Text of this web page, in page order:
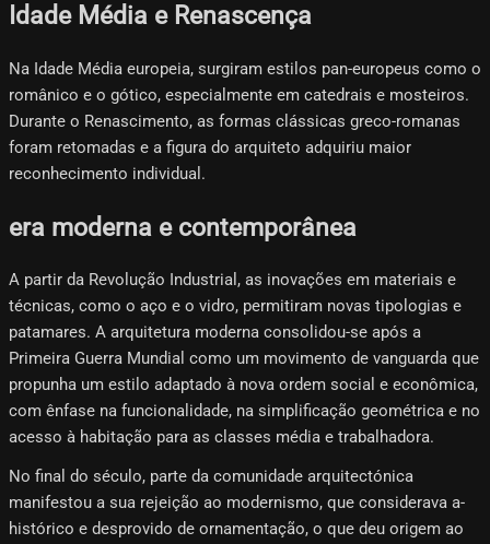
Idade Média e Renascença
Na Idade Média europeia, surgiram estilos pan-europeus como o
românico e o gótico, especialmente em catedrais e mosteiros.
Durante o Renascimento, as formas clássicas greco-romanas
foram retomadas e a figura do arquiteto adquiriu maior
reconhecimento individual.
era moderna e contemporânea
A partir da Revolução Industrial, as inovações em materiais e
técnicas, como o aço e o vidro, permitiram novas tipologias e
patamares. A arquitetura moderna consolidou-se após a
Primeira Guerra Mundial como um movimento de vanguarda que
propunha um estilo adaptado à nova ordem social e econômica,
com ênfase na funcionalidade, na simplificação geométrica e no
acesso à habitação para as classes média e trabalhadora.
No final do século, parte da comunidade arquitectónica
manifestou a sua rejeição ao modernismo, que considerava a-
histórico e desprovido de ornamentação, o que deu origem ao